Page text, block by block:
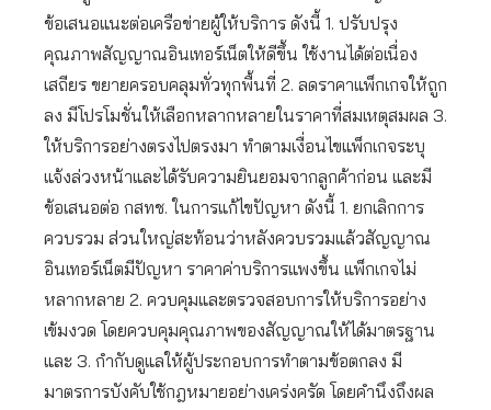
ข้อเสนอแนะต่อเครือข่ายผู้ให้บริการ ดังนี้ 1. ปรับปรุง
คุณภาพสัญญาณอินเทอร์เน็ตให้ดีขึ้น ใช้งานได้ต่อเนื่อง
เสถียร ขยายครอบคลุมทั่วทุกพื้นที่ 2. ลดราคาแพ็กเกจให้ถูก
ลง มีโปรโมชั่นให้เลือกหลากหลายในราคาที่สมเหตุสมผล 3.
ให้บริการอย่างตรงไปตรงมา ทำตามเงื่อนไขแพ็กเกจระบุ
แจ้งล่วงหน้าและได้รับความยินยอมจากลูกค้าก่อน และมี
ข้อเสนอต่อ กสทช. ในการแก้ไขปัญหา ดังนี้ 1. ยกเลิกการ
ควบรวม ส่วนใหญ่สะท้อนว่าหลังควบรวมแล้วสัญญาณ
อินเทอร์เน็ตมีปัญหา ราคาค่าบริการแพงขึ้น แพ็กเกจไม่
หลากหลาย 2. ควบคุมและตรวจสอบการให้บริการอย่าง
เข้มงวด โดยควบคุมคุณภาพของสัญญาณให้ได้มาตรฐาน
และ 3. กำกับดูแลให้ผู้ประกอบการทำตามข้อตกลง มี
มาตรการบังคับใช้กฎหมายอย่างเคร่งครัด โดยคำนึงถึงผล